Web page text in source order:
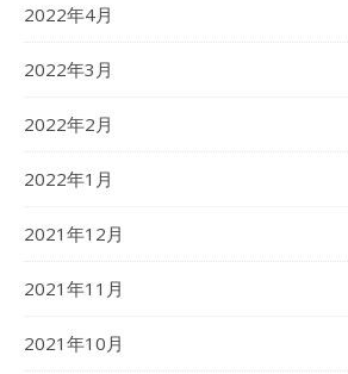
2022年4月
2022年3月
2022年2月
2022年1月
2021年12月
2021年11月
2021年10月